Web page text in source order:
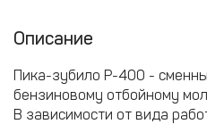
Описание
Пика-зубило P-400 -
бензиновому отбойному
В зависимости от вида